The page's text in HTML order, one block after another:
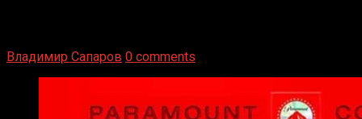
Владимир Сапаров 0 comments